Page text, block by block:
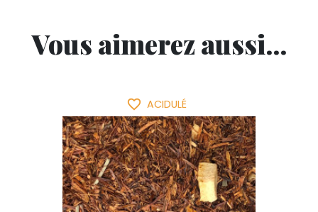
Vous aimerez aussi...
favorite_border ACIDULÉ